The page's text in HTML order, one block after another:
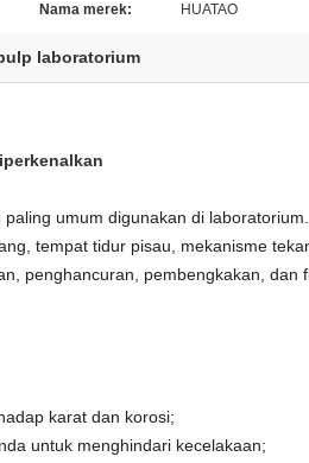
Nama merek: HUATAO
laboratorium
umum digunakan di laboratorium.
tempat tidur pisau, mekanisme
penghancuran, pembengkakan, dan
karat dan korosi;
untuk menghindari kecelakaan;